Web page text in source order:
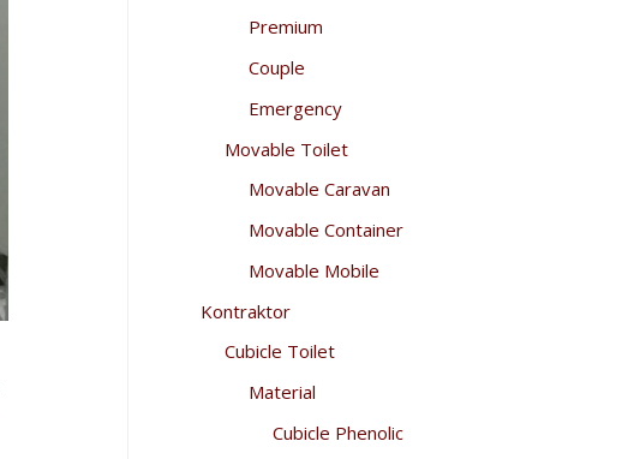
Premium
Couple
Emergency
Movable Toilet
Movable Caravan
Movable Container
Movable Mobile
Kontraktor
Cubicle Toilet
Material
Cubicle Phenolic